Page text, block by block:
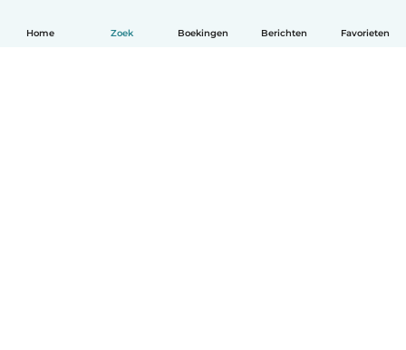
Home Zoek Boekingen Berichten Favorieten